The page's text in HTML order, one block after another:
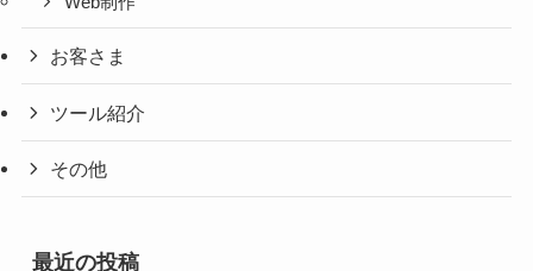
お客さま
ツール紹介
その他
最近の投稿